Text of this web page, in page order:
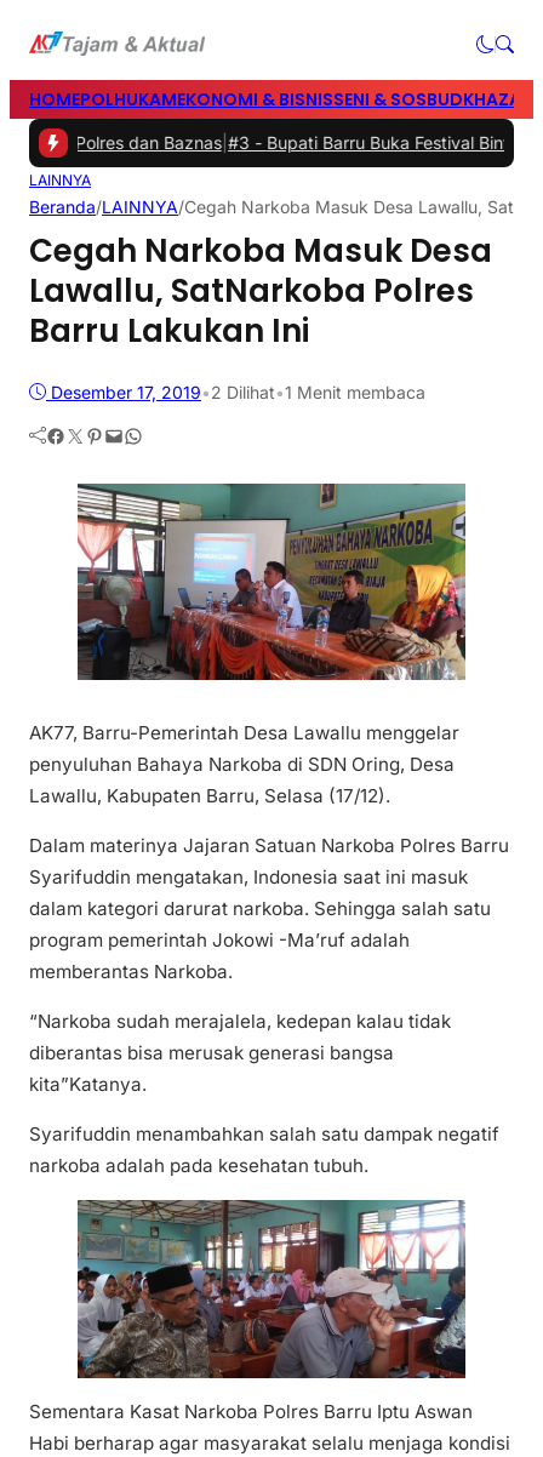
HOMEPOLHUKAMEKONOMI & BISNISSENI & SOSBUD
Polres dan Baznas|#3 -Bupati Barru Buka Festival Bintang
LAINNYA
Beranda/LAINNYA/Cegah Narkoba Masuk Desa Lawallu,
Cegah Narkoba Masuk Desa
Lawallu, SatNarkoba Polres
Barru Lakukan Ini
Desember 17, 2019•2 Dilihat•1 Menit membaca
Facebook Twitter Pinterest Mail WhatsApp
AK77, Barru-Pemerintah Desa Lawallu menggelar
penyuluhan Bahaya Narkoba di SDN Oring, Desa
Lawallu, Kabupaten Barru, Selasa (17/12).
Dalam materinya Jajaran Satuan Narkoba Polres Barru
Syarifuddin mengatakan, Indonesia saat ini masuk
dalam kategori darurat narkoba. Sehingga salah satu
program pemerintah Jokowi -Ma’ruf adalah
memberantas Narkoba.
“Narkoba sudah merajalela, kedepan kalau tidak
diberantas bisa merusak generasi bangsa
kita”Katanya.
Syarifuddin menambahkan salah satu dampak negatif
narkoba adalah pada kesehatan tubuh.
Sementara Kasat Narkoba Polres Barru Iptu Aswan
Habi berharap agar masyarakat selalu menjaga kondisi